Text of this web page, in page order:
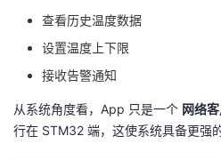
查看历史温度数据
设置温度上下限
接收告警通知
从系统角度看，App 只是一个 网络
行在 STM32 端，这使系统具备更强